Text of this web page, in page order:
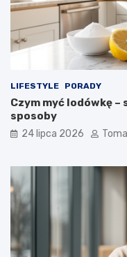
LIFESTYLE PORADY
Czym myć lodówkę
sposoby
24 lipca 2026